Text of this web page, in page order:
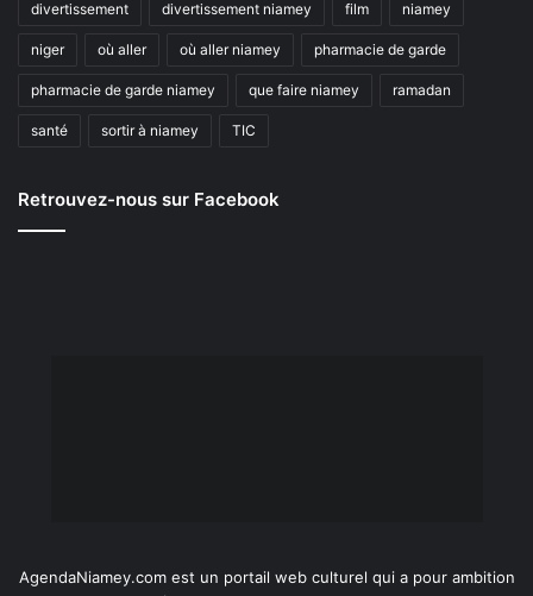
divertissement divertissement niamey film niamey
niger où aller où aller niamey pharmacie de garde
pharmacie de garde niamey que faire niamey ramadan
santé sortir à niamey TIC
Retrouvez-nous sur Facebook
AgendaNiamey.com est un portail web culturel qui a pour ambition